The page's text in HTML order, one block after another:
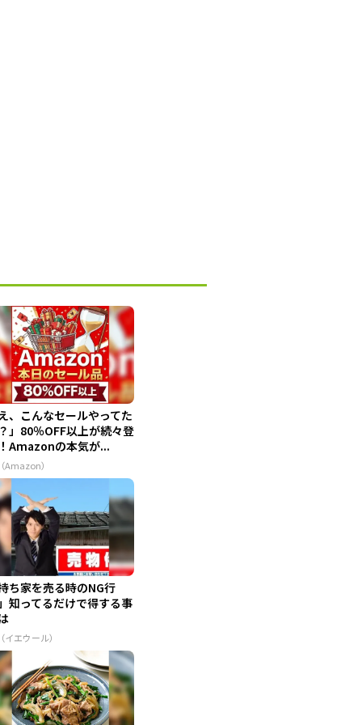
、こんなセールやってた
」80％OFF以上が続々登
Amazonの本気が...
Amazon）
ち家を売る時のNG行
知ってるだけで得する事
イエウール）